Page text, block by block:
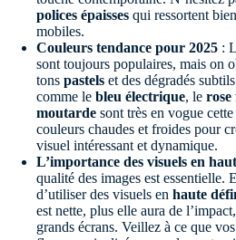
polices épaisses qui ressortent
mobiles.
Couleurs tendance pour 2025 :
sont toujours populaires, mais on
tons pastels et des dégradés
comme le bleu électrique, le rose
moutarde sont très en vogue
couleurs chaudes et froides pour
visuel intéressant et dynamique.
L’importance des visuels en
qualité des images est essentielle.
d’utiliser des visuels en haute
est nette, plus elle aura de
grands écrans. Veillez à ce que